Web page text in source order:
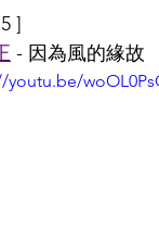
]
- 因為風的緣故
youtu.be/